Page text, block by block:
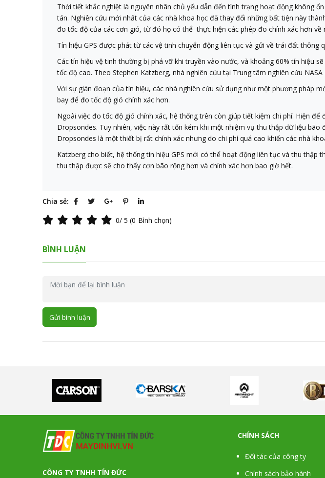
Thời tiết khắc nghiệt là nguyên nhân chủ yếu dẫn đến tình trạng hoạt động không
tán. Nghiên cứu mới nhất của các nhà khoa học đã thay đổi những bất tiện này
đo tốc độ của các cơn gió, từ đó họ có thể thực hiện các phép đo chính xác hơn về
Tín hiệu GPS được phát từ các vệ tinh chuyển động liên tục và gửi về trái đất
Các tín hiệu vệ tinh thường bị phá vỡ khi truyền vào nước, và khoảng 60% tín hiệu
tốc độ cao. Theo Stephen Katzberg, nhà nghiên cứu tại Trung tâm nghiên cứu
Với sự gián đoạn của tín hiệu, các nhà nghiên cứu sử dụng như một phương pháp
bay để đo tốc độ gió chính xác hơn.
Ngoài việc đo tốc độ gió chính xác, hệ thống trên còn giúp tiết kiệm chi phí. Hiện
Dropsondes. Tuy nhiên, việc này rất tốn kém khi một nhiệm vụ thu thập dữ liệu
Dropsondes là một thiết bị rất chính xác nhưng do chi phí quá cao khiến các nhà
Katzberg cho biết, hệ thống tín hiệu GPS mới có thể hoạt động liên tục và thu
thu thập được sẽ cho thấy cơn bão rộng hơn và chính xác hơn bao giờ hết.
Chia sẻ:
0/ 5 (0 Bình chọn)
BÌNH LUẬN
Gửi bình luận
CÔNG TY TNHH TÍN ĐỨC
CHÍNH SÁCH
Đối tác của công ty
Chính sách bảo hành